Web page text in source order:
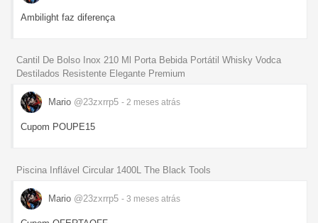
Ambilight faz diferença
Cantil De Bolso Inox 210 Ml Porta Bebida Portátil Whisky Vodca
Destilados Resistente Elegante Premium
Mario @23zxrrp5 - 2 meses atrás
Cupom POUPE15
Piscina Inflável Circular 1400L The Black Tools
Mario @23zxrrp5 - 3 meses atrás